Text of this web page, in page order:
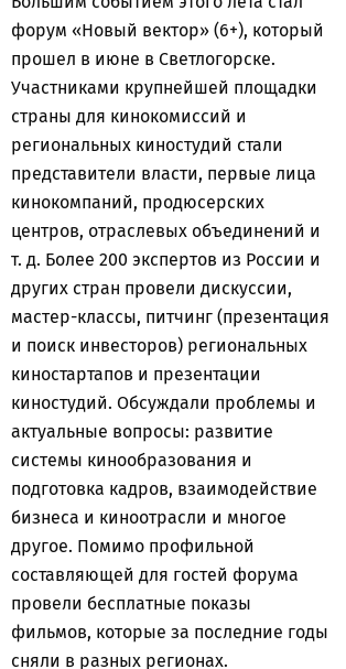
форум «Новый вектор» (6+), который
прошел в июне в Светлогорске.
Участниками крупнейшей площадки
страны для кинокомиссий и
региональных киностудий стали
представители власти, первые лица
кинокомпаний, продюсерских
центров, отраслевых объединений и
т. д. Более 200 экспертов из России и
других стран провели дискуссии,
мастер-классы, питчинг (презентация
и поиск инвесторов) региональных
киностартапов и презентации
киностудий. Обсуждали проблемы и
актуальные вопросы: развитие
системы кинообразования и
подготовка кадров, взаимодействие
бизнеса и киноотрасли и многое
другое. Помимо профильной
составляющей для гостей форума
провели бесплатные показы
фильмов, которые за последние годы
сняли в разных регионах.